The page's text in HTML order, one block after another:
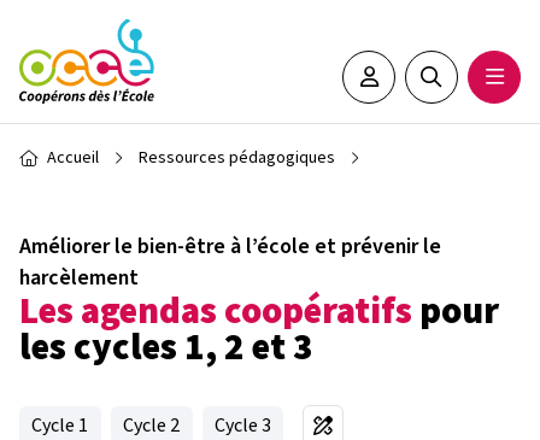
Aller au contenu principal
Espace adhérent•e
Rechercher
Fil d'Ariane
Accueil Ressources pédagogiques
Améliorer le bien-être à l’école et prévenir le
harcèlement
Les agendas coopératifs pour
les cycles 1, 2 et 3
Cycle 1 Cycle 2 Cycle 3